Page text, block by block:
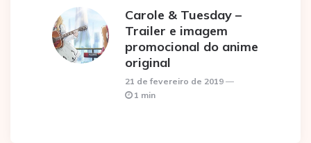
Carole & Tuesday –
Trailer e imagem
promocional do anime
original
21 de fevereiro de 2019
1 min